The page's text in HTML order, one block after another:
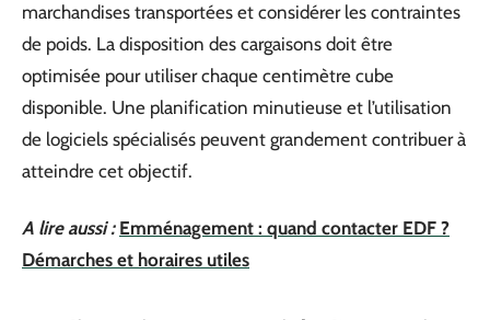
marchandises transportées et considérer les contraintes
de poids. La disposition des cargaisons doit être
optimisée pour utiliser chaque centimètre cube
disponible. Une planification minutieuse et l’utilisation
de logiciels spécialisés peuvent grandement contribuer à
atteindre cet objectif.
A lire aussi : Emménagement : quand contacter EDF ?
Démarches et horaires utiles